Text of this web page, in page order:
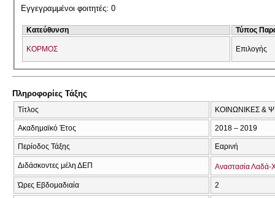
Εγγεγραμμένοι φοιτητές: 0
Κατεύθυνση Τύπος
ΚΟΡΜΟΣ Επιλογής
Πληροφορίες Τάξης
Τίτλος ΚΟΙΝΩΝΙΚΕΣ &
Ακαδημαϊκό Έτος 2018 – 2019
Περίοδος Τάξης Εαρινή
Διδάσκοντες μέλη ΔΕΠ Αναστασία Λαδά-
Ώρες Εβδομαδιαία 2